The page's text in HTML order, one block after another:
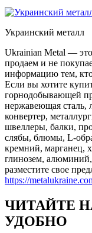
Украинский металл
Ukrainian Metal —
продаем и не
информацию тем,
Если вы хотите
горнодобывающей
нержавеющая сталь,
конвертер,
швеллеры, балки,
слябы, блюмы, L-
кремний, марганец,
глинозем,
разместите свое
https://
ЧИТАЙТЕ
УДОБНО